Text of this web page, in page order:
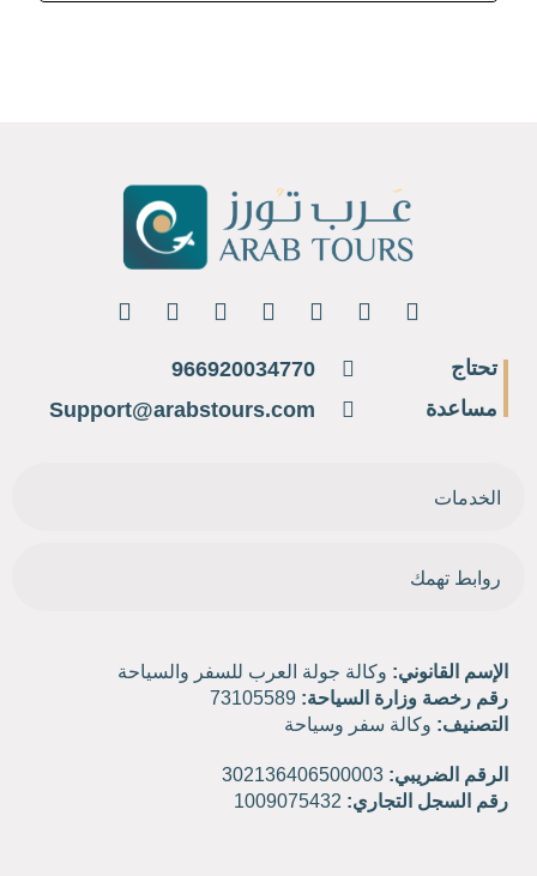
تحتاج
مساعدة
966920034770
Support@arabstours.com
الخدمات
روابط تهمك
الإسم القانوني: وكالة جولة العرب للسفر والسياحة
رقم رخصة وزارة السياحة:
التصنيف: وكالة سفر وسياحة
الرقم الضريبي:
رقم السجل التجاري: